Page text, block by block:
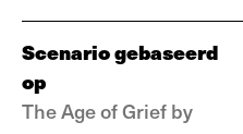
Scenario gebaseerd
op
The Age of Grief by